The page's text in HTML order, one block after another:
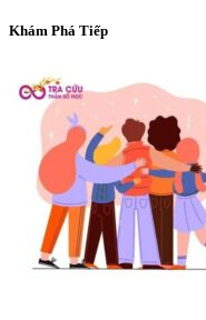
Khám Phá Tiếp